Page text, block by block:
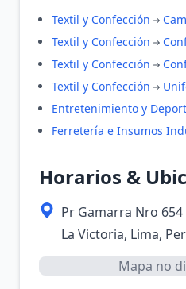
Textil y Confección
Textil y Confección
Textil y Confección
Textil y Confección
Entretenimiento y
Ferretería e Insumos
Horarios &
Pr Gamarra Nro
La Victoria, Lima,
Mapa no